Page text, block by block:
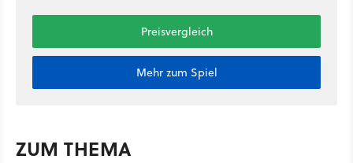
Preisvergleich
Mehr zum Spiel
ZUM THEMA